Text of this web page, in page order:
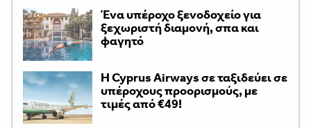
Ένα υπέροχο ξενοδοχείο για
ξεχωριστή διαμονή, σπα και
φαγητό
H Cyprus Airways σε ταξιδεύει σε
υπέροχους προορισμούς, με
τιμές από €49!